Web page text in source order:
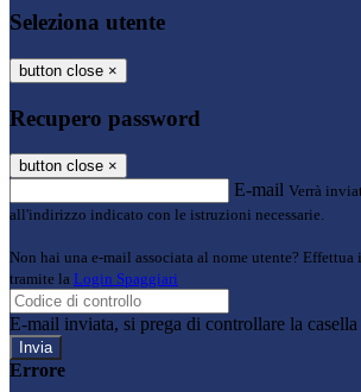
Seleziona utente
button close ×
Recupero password
button close ×
E-mail Verrà
all'indirizzo indicato con le istruzioni necessarie.
Non hai una e-mail associata al nome utente? Effettua
tramite la Login Spaggiari
E-mail inviata, si prega di controllare la
Errore